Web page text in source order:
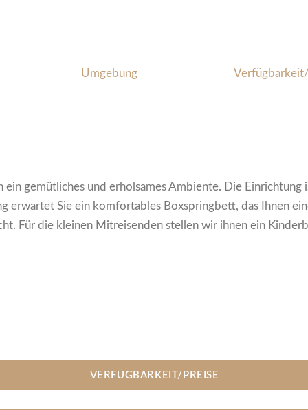
Umgebung
gemütliches und erholsames Ambiente. Die
erwartet Sie ein komfortables Boxspringbett, das Ihnen
Für die kleinen Mitreisenden stellen wir ihnen ein
VERFÜGBARKEIT/PREISE